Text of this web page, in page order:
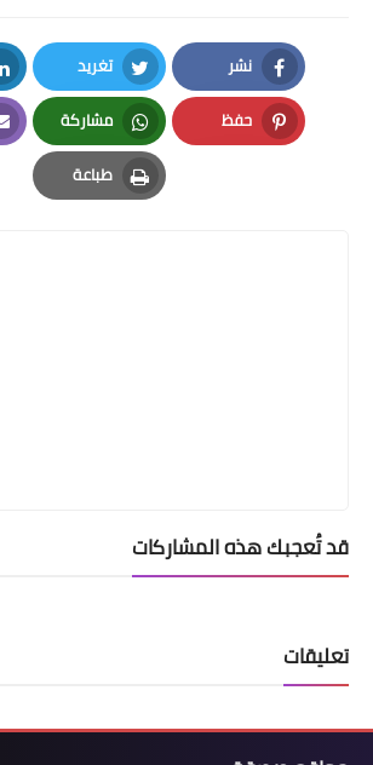
نشر
Facebook
تغريد
Twitter
حفظ
Pinterest
مشاركة
Whatsapp
طباعة
Print
قد تُعجبك هذه المشاركات
تعليقات